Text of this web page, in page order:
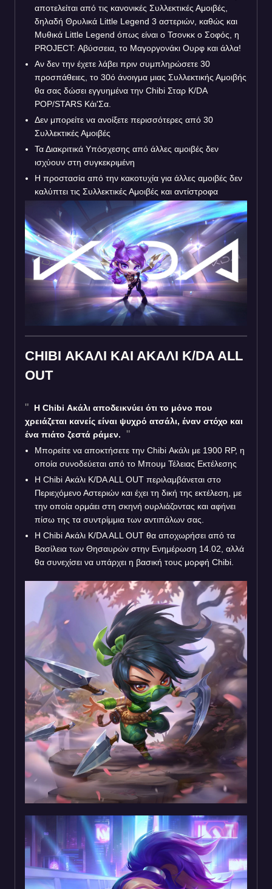
αποτελείται από τις κανονικές Συλλεκτικές Αμοιβές,
δηλαδή Θρυλικά Little Legend 3 αστεριών, καθώς και
Μυθικά Little Legend όπως είναι ο Τσονκκ ο Σοφός, η
PROJECT: Αβύσσεια, το Μαγοργονάκι Ουρφ και άλλα!
Αν δεν την έχετε λάβει πριν συμπληρώσετε 30
προσπάθειες, το 30ό άνοιγμα μιας Συλλεκτικής Αμοιβής
θα σας δώσει εγγυημένα την Chibi Σταρ K/DA
POP/STARS Κάι'Σα.
Δεν μπορείτε να ανοίξετε περισσότερες από 30
Συλλεκτικές Αμοιβές
Τα Διακριτικά Υπόσχεσης από άλλες αμοιβές δεν
ισχύουν στη συγκεκριμένη
Η προστασία από την κακοτυχία για άλλες αμοιβές δεν
καλύπτει τις Συλλεκτικές Αμοιβές και αντίστροφα
CHIBI ΑΚΑΛΙ ΚΑΙ ΑΚΑΛΙ K/DA ALL
OUT
Η Chibi Ακάλι αποδεικνύει ότι το μόνο που
χρειάζεται κανείς είναι ψυχρό ατσάλι, έναν στόχο και
ένα πιάτο ζεστά ράμεν.
Μπορείτε να αποκτήσετε την Chibi Ακάλι με 1900 RP, η
οποία συνοδεύεται από το Μπουμ Τέλειας Εκτέλεσης
Η Chibi Ακάλι K/DA ALL OUT περιλαμβάνεται στο
Περιεχόμενο Αστεριών και έχει τη δική της εκτέλεση, με
την οποία ορμάει στη σκηνή ουρλιάζοντας και αφήνει
πίσω της τα συντρίμμια των αντιπάλων σας.
Η Chibi Ακάλι K/DA ALL OUT θα αποχωρήσει από τα
Βασίλεια των Θησαυρών στην Ενημέρωση 14.02, αλλά
θα συνεχίσει να υπάρχει η βασική τους μορφή Chibi.